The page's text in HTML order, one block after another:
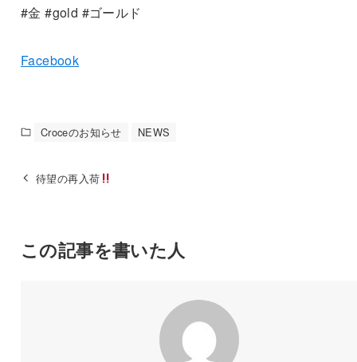
#金 #gold #ゴールド
Facebook
Croceのお知らせ NEWS
待望の再入荷
この記事を書いた人